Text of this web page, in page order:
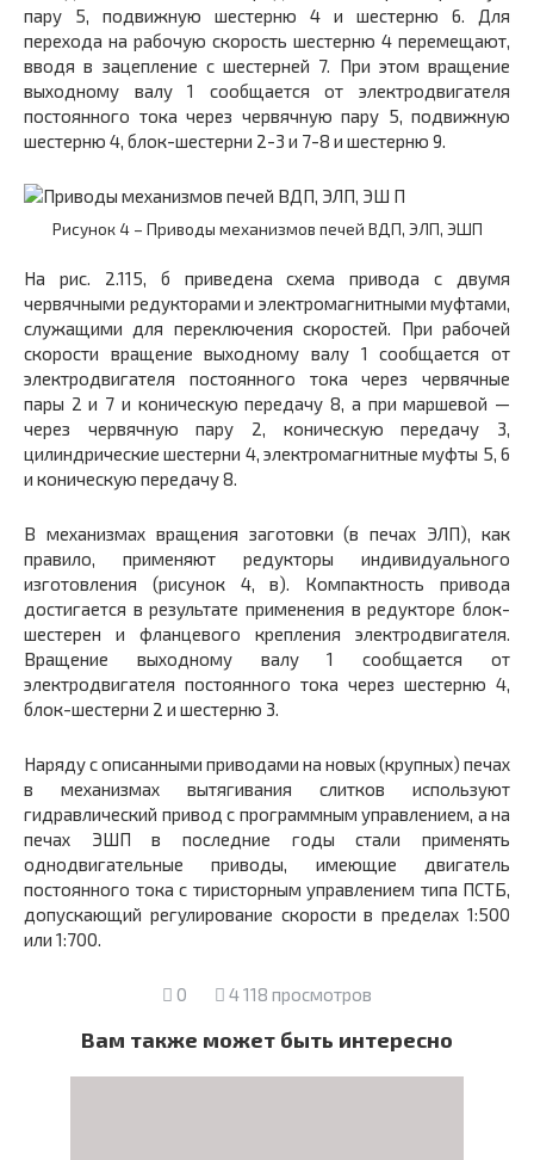
пару 5, подвижную шестерню 4 и шестерню 6. Для
перехода на рабочую скорость шестерню 4 перемещают,
вводя в зацепление с шестерней 7. При этом вращение
выходному валу1 сообщается от электродвигателя
постоянного тока через червячную пару 5, подвижную
шестерню 4, блок-шестерни 2-3 и 7-8 и шестерню 9.
Рисунок 4 – Приводы механизмов печей ВДП, ЭЛП, ЭШП
На рис. 2.115, б приведена схема привода с двумя
червячными редукторами и электромагнитными муфтами,
служащими для переключения скоростей. При рабочей
скорости вращение выходному валу 1сообщается от
электродвигателя постоянного тока через червячные
пары 2и 7 и коническую передачу8, а при маршевой —
через червячную пару 2, коническую передачу 3,
цилиндрические шестерни 4,электромагнитные муфты 5, 6
и коническую передачу8.
В механизмах вращения заготовки (в печах ЭЛП), как
правило, применяют редукторы индивидуального
изготовления (рисунок 4, в). Компактность привода
достигается в результате применения в редукторе блок-
шестерен и фланцевого крепления электродвигателя.
Вращение выходному валу1сообщается от
электродвигателя постоянного тока через шестерню 4,
блок-шестерни 2 и шестерню 3.
Наряду с описанными приводами на новых (крупных) печах
в механизмах вытягивания слитков используют
гидравлический привод с программным управлением, а на
печах ЭШП в последние годы стали применять
однодвигательные приводы, имеющие двигатель
постоянного тока с тиристорным управлением типа ПСТБ,
допускающий регулирование скорости в пределах 1:500
или 1:700.
0 4 118 просмотров
Вам также может быть интересно